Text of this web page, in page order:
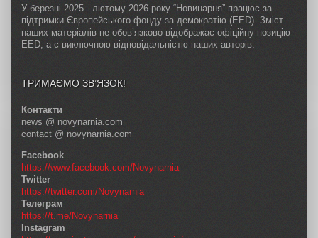
У березні 2025 - лютому 2026 року “Новинарня” працює за
підтримки Європейського фонду за демократію (EED). Зміст
наших матеріалів не обов’язково відображає офіційну позицію
EED, а є виключною відповідальністю наших авторів.
ТРИМАЄМО ЗВ’ЯЗОК!
Контакти
news @ novynarnia.com
contact @ novynarnia.com
Facebook
https://www.facebook.com/Novynarnia
Twitter
https://twitter.com/Novynarnia
Телеграм
https://t.me/Novynarnia
Instagram